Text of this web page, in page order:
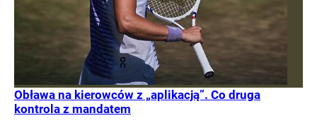
Obława na kierowców z „aplikacją”. Co druga
kontrola z mandatem